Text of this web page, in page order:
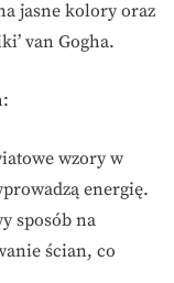
jasne kolory oraz
van Gogha.
wzory w
energię.
sposób na
ścian, co